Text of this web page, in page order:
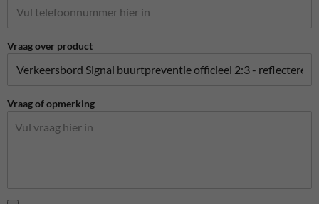
Vraag over product
Vraag of opmerking